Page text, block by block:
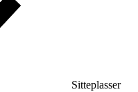
Sitteplasser